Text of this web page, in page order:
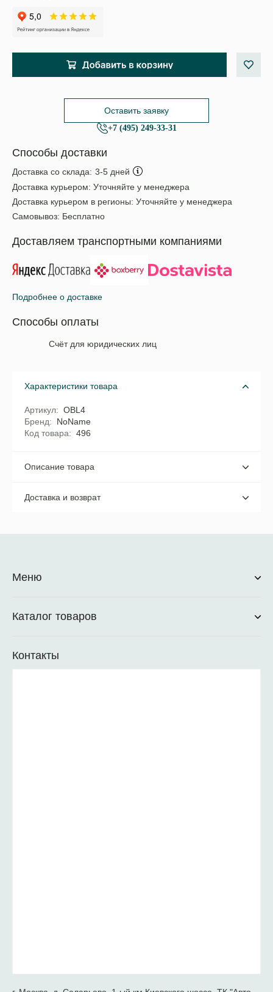
Оставить заявку
+7 (495) 249-33-31
Способы доставки
Доставка со склада: 3-5 дней
Доставка курьером: Уточняйте у менеджера
Доставка курьером в регионы: Уточняйте у менеджера
Самовывоз: Бесплатно
Доставляем транспортными компаниями
Подробнее о доставке
Способы оплаты
Счёт для юридических лиц
Характеристики товара
Артикул
OBL4
Бренд
NoName
Код товара
496
Описание товара
Доставка и возврат
Меню
Каталог товаров
Контакты